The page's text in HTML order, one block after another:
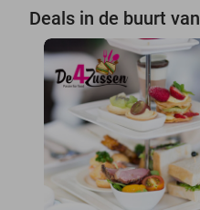
Deals in de buurt van